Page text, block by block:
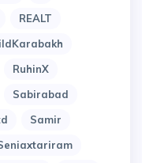
REALT
RuhinX
Sabirabad
Samir